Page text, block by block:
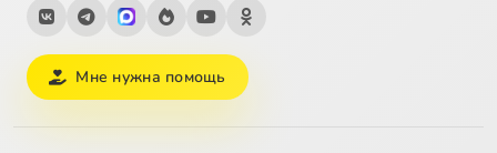
Мне нужна помощь